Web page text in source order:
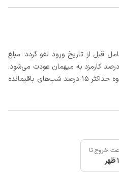
که رزرو، حداقل 3 روز کامل قبل از تاریخ ورود لغو گردد؛ مبلغ
پس از کسر حداکثر 15 درصد کارمزد به میهمان عودت می‌شود.
در غیر اینصورت اجاره شب اول بعلاوه حداکثر 15 درصد شب‌های باقیمانده
خروج تا